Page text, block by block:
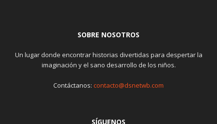
SOBRE NOSOTROS
Un lugar donde encontrar historias divertidas para despertar la
imaginación y el sano desarrollo de los niños.
Contáctanos: contacto@dsnetwb.com
SÍGUENOS